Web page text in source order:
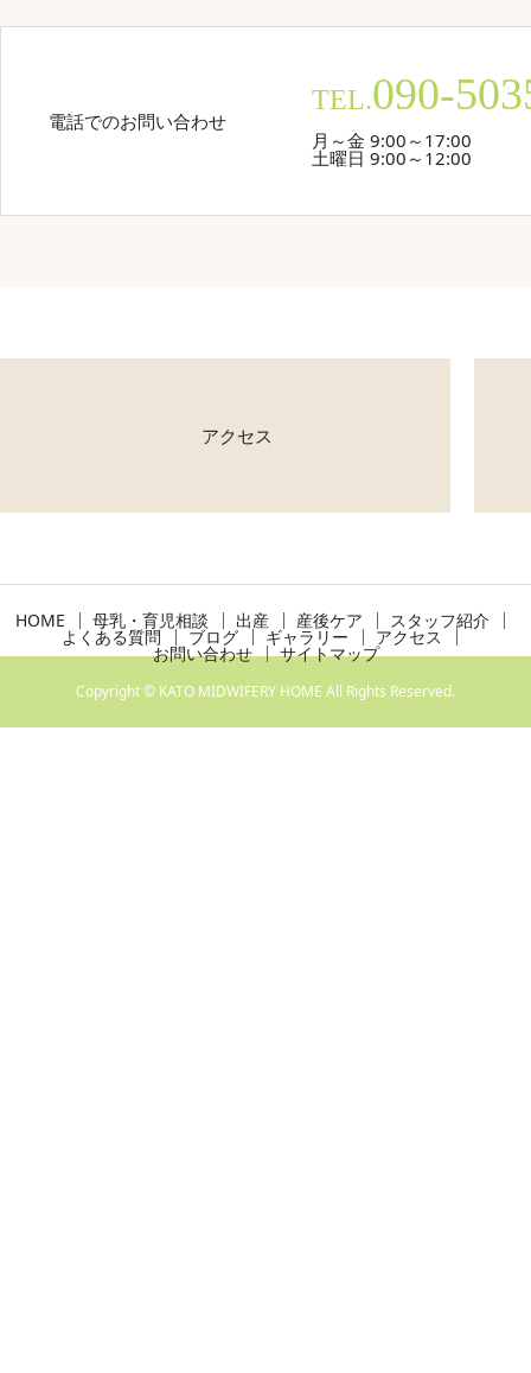
電話でのお問い合わせ
TEL.090-
月～金 9:00～17:00
土曜日 9:00～12:00
アクセス
HOME 母乳・育児相談 出産 産後ケア スタッフ紹介
よくある質問 ブログ ギャラリー アクセス
お問い合わせ サイトマップ
Copyright © KATO MIDWIFERY HOME All Rights Reserved.